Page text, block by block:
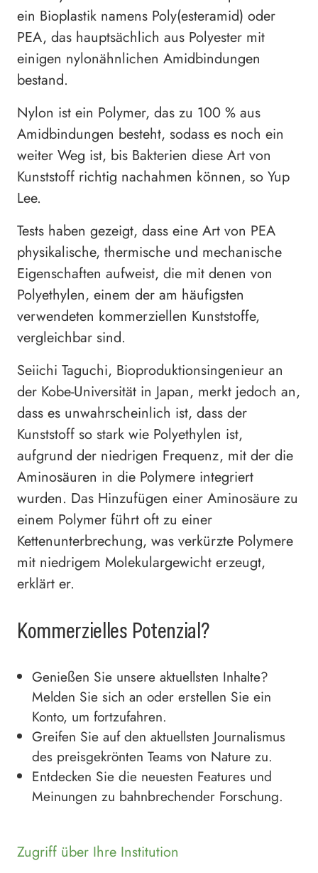
ein Bioplastik namens Poly(esteramid) oder
PEA, das hauptsächlich aus Polyester mit
einigen nylonähnlichen Amidbindungen
bestand.
Nylon ist ein Polymer, das zu 100 % aus
Amidbindungen besteht, sodass es noch ein
weiter Weg ist, bis Bakterien diese Art von
Kunststoff richtig nachahmen können, so Yup
Lee.
Tests haben gezeigt, dass eine Art von PEA
physikalische, thermische und mechanische
Eigenschaften aufweist, die mit denen von
Polyethylen, einem der am häufigsten
verwendeten kommerziellen Kunststoffe,
vergleichbar sind.
Seiichi Taguchi, Bioproduktionsingenieur an
der Kobe-Universität in Japan, merkt jedoch an,
dass es unwahrscheinlich ist, dass der
Kunststoff so stark wie Polyethylen ist,
aufgrund der niedrigen Frequenz, mit der die
Aminosäuren in die Polymere integriert
wurden. Das Hinzufügen einer Aminosäure zu
einem Polymer führt oft zu einer
Kettenunterbrechung, was verkürzte Polymere
mit niedrigem Molekulargewicht erzeugt,
erklärt er.
Kommerzielles Potenzial?
Genießen Sie unsere aktuellsten Inhalte?
Melden Sie sich an oder erstellen Sie ein
Konto, um fortzufahren.
Greifen Sie auf den aktuellsten Journalismus
des preisgekrönten Teams von Nature zu.
Entdecken Sie die neuesten Features und
Meinungen zu bahnbrechender Forschung.
Zugriff über Ihre Institution